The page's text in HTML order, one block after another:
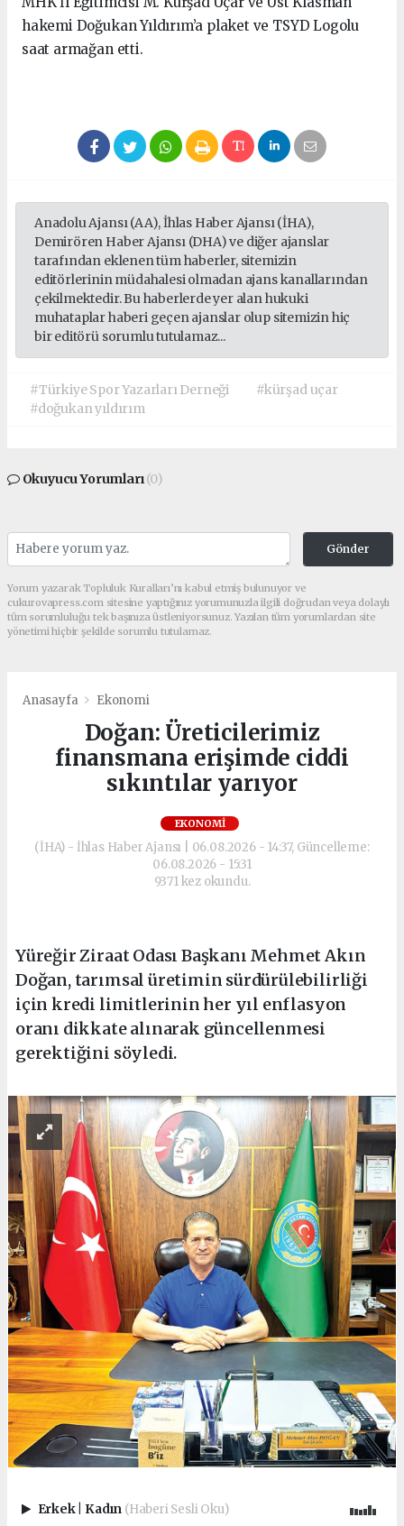
hakemi Doğukan Yıldırım’a plaket ve TSYD Logolu
saat armağan etti.
Anadolu Ajansı (AA), İhlas Haber Ajansı (İHA),
Demirören Haber Ajansı (DHA) ve diğer ajanslar
tarafından eklenen tüm haberler, sitemizin
editörlerinin müdahalesi olmadan ajans kanallarından
çekilmektedir. Bu haberlerde yer alan hukuki
muhataplar haberi geçen ajanslar olup sitemizin hiç
bir editörü sorumlu tutulamaz...
#Türkiye Spor Yazarları Derneği
#kürşad uçar
#doğukan yıldırım
Okuyucu Yorumları(0)
Gönder
Yorum yazarak Topluluk Kuralları’nı kabul etmiş bulunuyor ve
cukurovapress.com sitesine yaptığınız yorumunuzla ilgili doğrudan veya dolaylı
tüm sorumluluğu tek başınıza üstleniyorsunuz. Yazılan tüm yorumlardan site
yönetimi hiçbir şekilde sorumlu tutulamaz.
Anasayfa Ekonomi
Doğan: Üreticilerimiz
finansmana erişimde ciddi
sıkıntılar yarıyor
EKONOMI
(İHA) - İhlas Haber Ajansı | 06.08.2026 - 14:37, Güncelleme:
06.08.2026 - 15:31
9371 kez okundu.
Yüreğir Ziraat Odası Başkanı Mehmet Akın
Doğan, tarımsal üretimin sürdürülebilirliği
için kredi limitlerinin her yıl enflasyon
oranı dikkate alınarak güncellenmesi
gerektiğini söyledi.
Erkek Kadın (Haberi Sesli Oku)